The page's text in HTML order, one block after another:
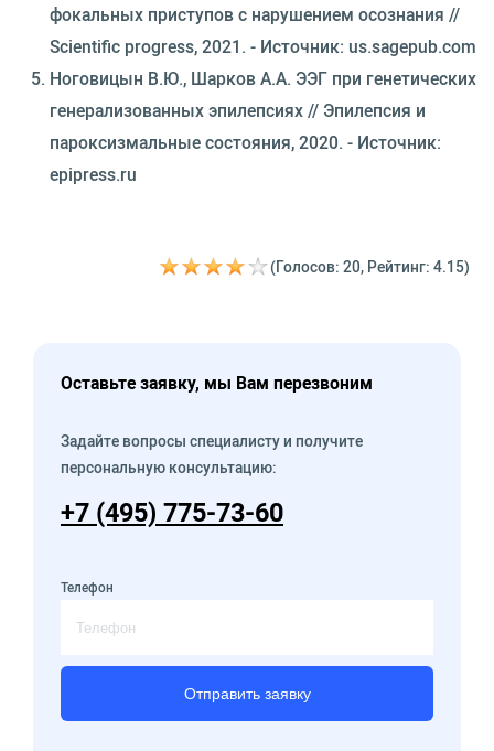
фокальных приступов с нарушением осознания //
Scientific progress, 2021. - Источник: us.sagepub.com
Ноговицын В.Ю., Шарков А.А. ЭЭГ при генетических
генерализованных эпилепсиях // Эпилепсия и
пароксизмальные состояния, 2020. - Источник:
epipress.ru
(Голосов: 20, Рейтинг: 4.15)
Оставьте заявку, мы Вам перезвоним
Задайте вопросы специалисту и получите
персональную консультацию:
+7 (495) 775-73-60
Телефон
Отправить заявку